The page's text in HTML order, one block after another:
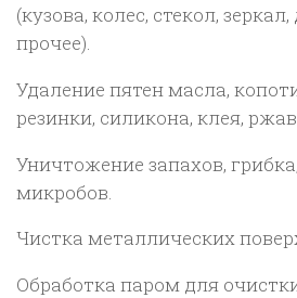
(кузова, колес, стекол,
прочее).
Удаление пятен масла,
резинки, силикона, клея,
Уничтожение запахов,
микробов.
Чистка металлических
Обработка паром для